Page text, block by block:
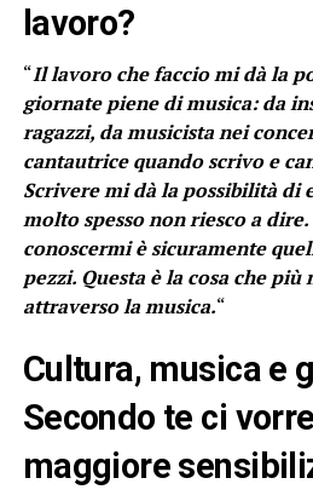
lavoro?
“Il lavoro che faccio mi dà la
giornate piene di musica: da
ragazzi, da musicista nei
cantautrice quando scrivo e
Scrivere mi dà la possibilità di
molto spesso non riesco a
conoscermi è sicuramente
pezzi. Questa è la cosa che
attraverso la musica.“
Cultura, musica e
Secondo te ci
maggiore